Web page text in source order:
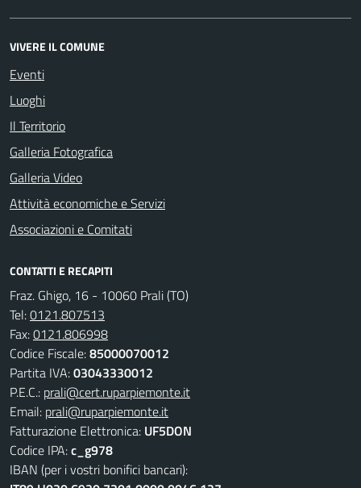
VIVERE IL COMUNE
Eventi
Luoghi
Il Territorio
Galleria Fotografica
Galleria Video
Attività economiche e Servizi
Associazioni e Comitati
CONTATTI E RECAPITI
Fraz. Ghigo, 16 - 10060 Prali (TO)
Tel:0121.807513
Fax:0121.806998
Codice Fiscale:85000070012
Partita IVA:03043330012
P.E.C.: prali@cert.ruparpiemonte.it
Email: prali@ruparpiemonte.it
Fatturazione Elettronica: UF5DON
Codice IPA:c_g978
IBAN (per i vostri bonifici bancari):